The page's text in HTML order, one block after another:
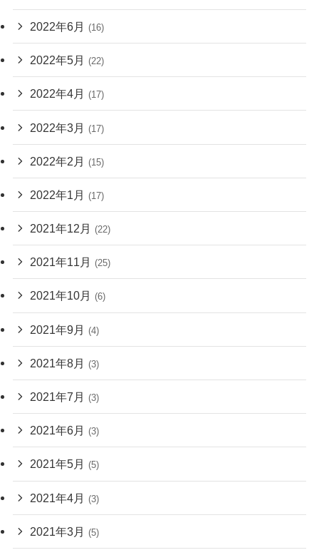
2022年6月 (16)
2022年5月 (22)
2022年4月 (17)
2022年3月 (17)
2022年2月 (15)
2022年1月 (17)
2021年12月 (22)
2021年11月 (25)
2021年10月 (6)
2021年9月 (4)
2021年8月 (3)
2021年7月 (3)
2021年6月 (3)
2021年5月 (5)
2021年4月 (3)
2021年3月 (5)